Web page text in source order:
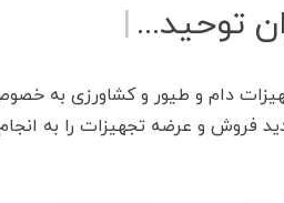
توحید... |
دام و طیور و کشاورزی به
فروش و عرضه تجهیزات را به